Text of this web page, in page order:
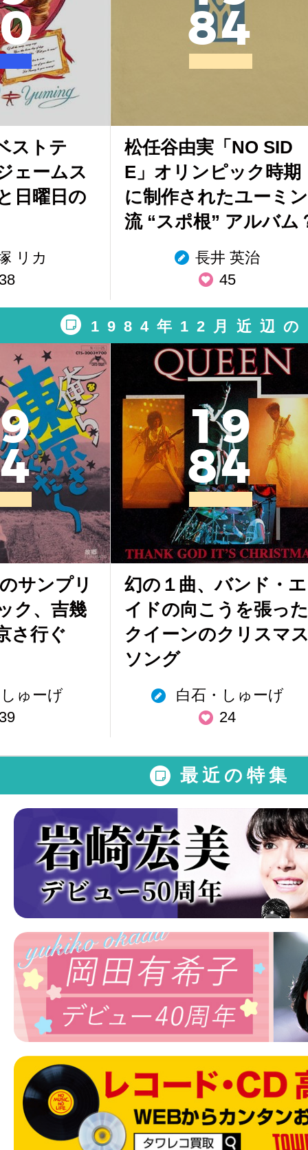
ストテ
ェームス
日曜日の
リカ
84
松任谷由実「NO SID
E」オリンピック時期
に制作されたユーミン
流 “スポ根” アルバム
長井 英治
45
1984年12月近辺の
9
4
サンプリ
ク、吉幾
さ行ぐ
ゅーげ
19
84
幻の１曲、バンド・エ
イドの向こうを張った
クイーンのクリスマ
ソング
白石・しゅーげ
24
最近の特集